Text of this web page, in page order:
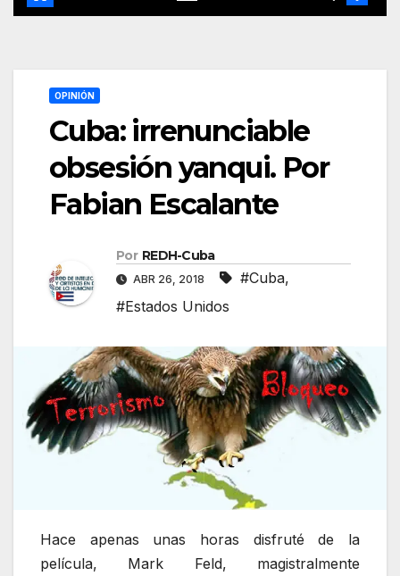
OPINIÓN
Cuba: irrenunciable
obsesión yanqui. Por
Fabian Escalante
Por REDH-Cuba
ABR 26, 2018 #Cuba,
#Estados Unidos
Hace apenas unas horas disfruté de la
película, Mark Feld, magistralmente